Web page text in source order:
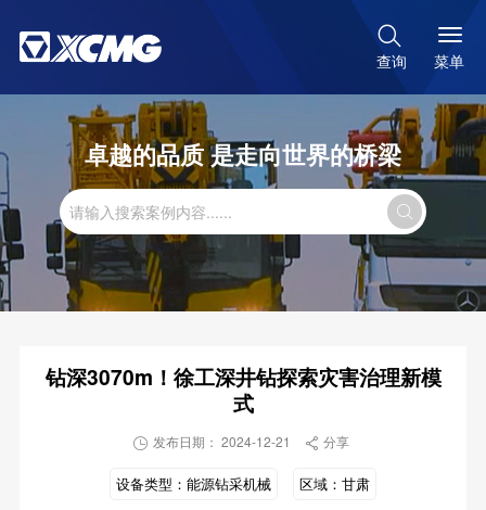

查询 菜单
卓越的品质 是走向世界的桥梁

钻深3070m！徐工深井钻探索灾害治理新模
式
 发布日期： 2024-12-21  分享
设备类型： 能源钻采机械 区域： 甘肃